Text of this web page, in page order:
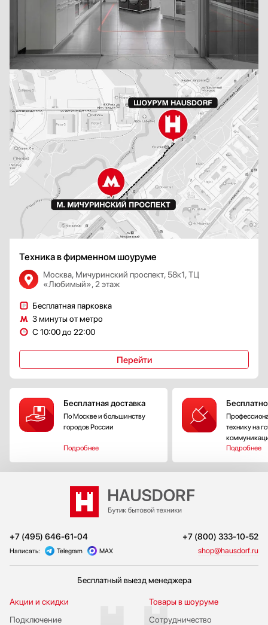
Техника в фирменном шоуруме
Москва, Мичуринский проспект, 58к1, ТЦ
«Любимый», 2 этаж
Бесплатная парковка
3 минуты от метро
С 10:00 до 22:00
Перейти
Бесплатная доставка
По Москве и большинству
городов России
Подробнее
технику на
Подробнее
+7 (495) 646-61-04 +7 (800) 333-10-52
Написать: Telegram MAX shop@hausdorf.ru
Бесплатный выезд менеджера
Акции и скидки
Подключение
Сотрудничество
Товары в шоуруме